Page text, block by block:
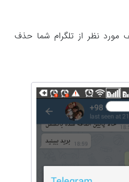
مورد نظر از تلگرام شما حذف